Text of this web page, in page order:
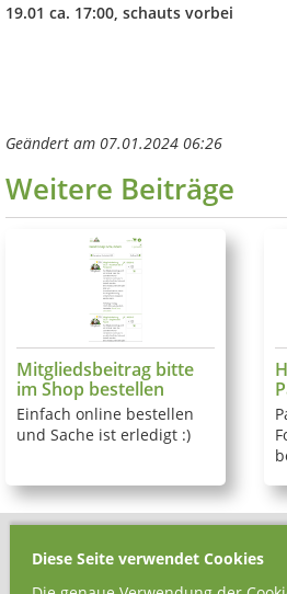
19.01 ca. 17:00, schauts vorbei
Geändert am 07.01.2024 06:26
Weitere Beiträge
Mitgliedsbeitrag bitte
im Shop bestellen
Einfach online bestellen
und Sache ist erledigt :)
Kontakt
FoodCoop
Diese Seite verwendet Cookies